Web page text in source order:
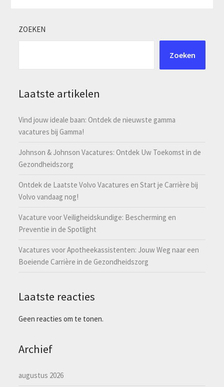
ZOEKEN
Zoeken
Laatste artikelen
Vind jouw ideale baan: Ontdek de nieuwste gamma
vacatures bij Gamma!
Johnson & Johnson Vacatures: Ontdek Uw Toekomst in de
Gezondheidszorg
Ontdek de Laatste Volvo Vacatures en Start je Carrière bij
Volvo vandaag nog!
Vacature voor Veiligheidskundige: Bescherming en
Preventie in de Spotlight
Vacatures voor Apotheekassistenten: Jouw Weg naar een
Boeiende Carrière in de Gezondheidszorg
Laatste reacties
Geen reacties om te tonen.
Archief
augustus 2026